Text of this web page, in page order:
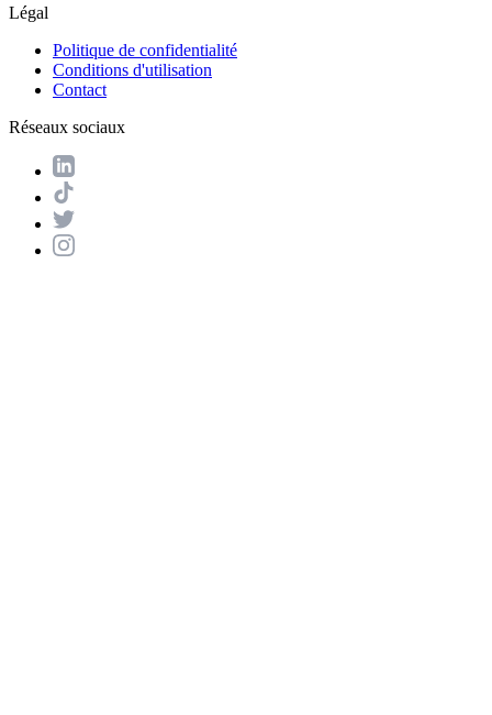
Légal
Politique de confidentialité
Conditions d'utilisation
Contact
Réseaux sociaux